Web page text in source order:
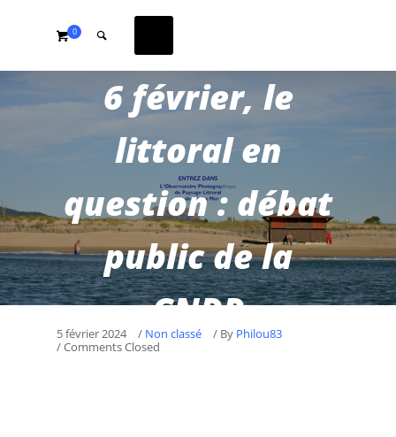
0
6 février, le
littoral en
question : débat
public de la
CNDP
5 février 2024 / Non classé / By Philou83
/ Comments Closed